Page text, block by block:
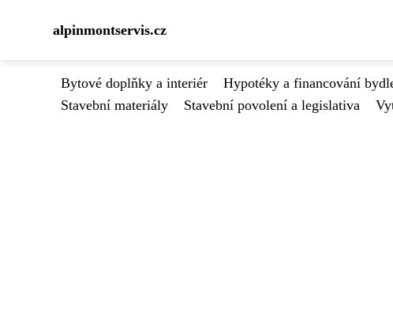
alpinmontservis.cz
Bytové doplňky a interiér Hypotéky a financování
Stavební materiály
Stavební povolení a legislativa